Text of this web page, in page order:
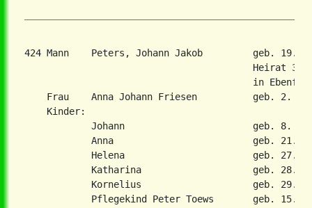
424 Mann    Peters, Johann Jakob         geb. 19.
Heirat 3.
in
Frau    Anna Johann Friesen          geb. 2.
    Kinder:
Johann                       geb. 8.
Anna                         geb. 21.
Helena                       geb. 27.
Katharina                    geb. 28.
Kornelius                    geb. 29.
Pflegekind Peter Toews       geb. 15.